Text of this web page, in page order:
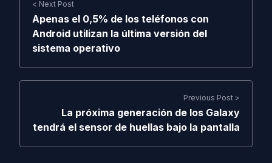
< Next Post
Apenas el 0,5% de los teléfonos con
Android utilizan la última versión del
sistema operativo
Previous Post >
La próxima generación de los Galaxy
tendrá el sensor de huellas bajo la pantalla